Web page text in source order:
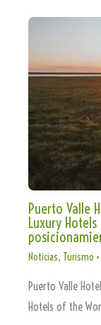
Puerto Valle
Luxury
Noticias, Turismo •
Puerto Valle
Hotels of the